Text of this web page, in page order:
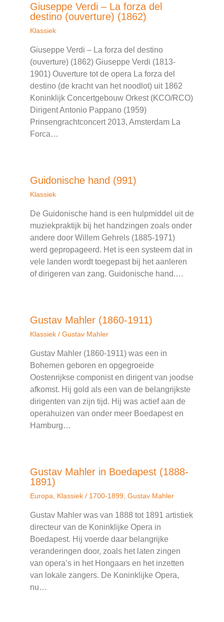
Giuseppe Verdi – La forza del
destino (ouverture) (1862)
Klassiek
Giuseppe Verdi – La forza del destino
(ouverture) (1862) Giuseppe Verdi (1813-
1901) Ouverture tot de opera La forza del
destino (de kracht van het noodlot) uit 1862
Koninklijk Concertgebouw Orkest (KCO/RCO)
Dirigent Antonio Pappano (1959)
Prinsengrachtconcert 2013, Amsterdam La
Forca…
Guidonische hand (991)
Klassiek
De Guidonische hand is een hulpmiddel uit de
muziekpraktijk bij het handzingen zoals onder
andere door Willem Gehrels (1885-1971)
werd gepropageerd. Het is een systeem dat in
vele landen wordt toegepast bij het aanleren
of dirigeren van zang. Guidonische hand.…
Gustav Mahler (1860-1911)
Klassiek / Gustav Mahler
Gustav Mahler (1860-1911) was een in
Bohemen geboren en opgegroeide
Oostenrijkse componist en dirigent van joodse
afkomst. Hij gold als een van de belangrijkste
dirigenten van zijn tijd. Hij was actief aan de
operahuizen van onder meer Boedapest en
Hamburg…
Gustav Mahler in Boedapest (1888-
1891)
Europa Klassiek / 1700-1899 Gustav Mahler
Gustav Mahler was van 1888 tot 1891 artistiek
directeur van de Koninklijke Opera in
Boedapest. Hij voerde daar belangrijke
veranderingen door, zoals het laten zingen
van opera’s in het Hongaars en het inzetten
van lokale zangers. De Koninklijke Opera,
nu…